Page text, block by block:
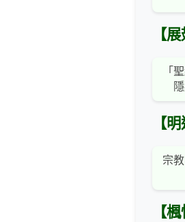
【
「
隱
【
宗
【